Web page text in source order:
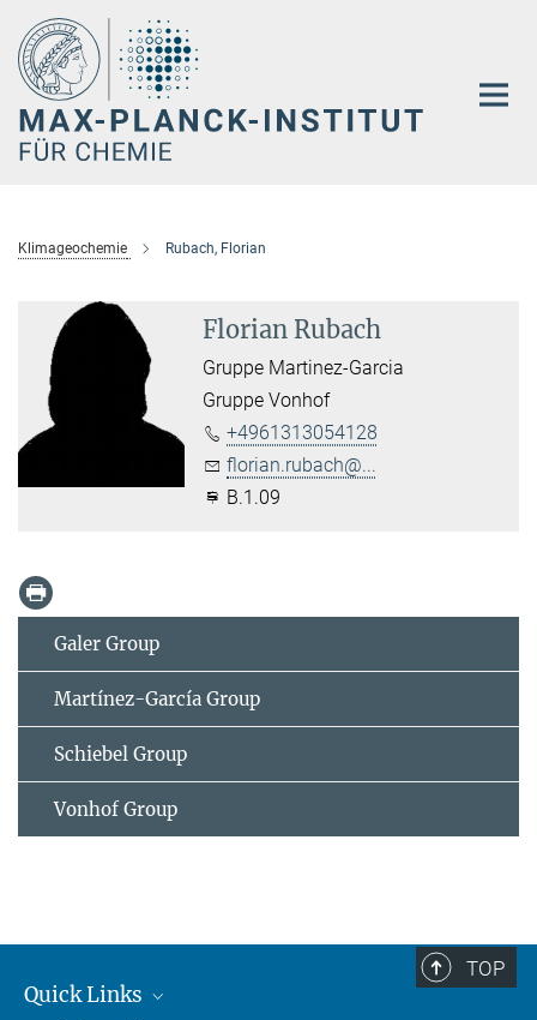
Hauptinhalt
Klimageochemie Rubach, Florian
Florian Rubach
Gruppe Martinez-Garcia
Gruppe Vonhof
+4961313054128
florian.rubach@...
B.1.09
Galer Group
Martínez-García Group
Schiebel Group
Vonhof Group
TOP
Quick Links